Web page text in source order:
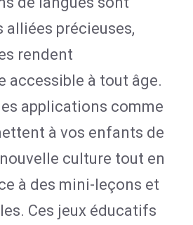
alliées précieuses,
rendent
accessible à tout âge.
applications comme
à vos enfants de
culture tout en
à des mini-leçons et
Ces jeux éducatifs